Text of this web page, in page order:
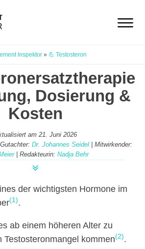
Inspektor » 💪 Testosteron
Dosierung &
Kosten
am 21. Juni 2026
Gutachter: Dr. Johannes Seidel | Mitwirkender:
| Redakteurin: Nadja Behr
der wichtigsten Hormone im
(1).
ab einem höheren Alter zu
Testosteronmangel kommen(2).